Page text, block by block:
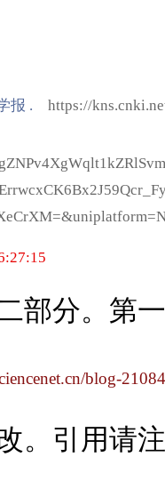
报 .
https://
部分。第
blog-
。引用请